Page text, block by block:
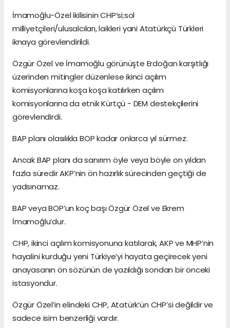
İmamoğlu-Özel ikilisinin CHP’si;sol
milliyetçileri/ulusalcıları, laikleri yani Atatürkçü Türkleri
iknaya görevlendirildi.
Özgür Özel ve İmamoğlu görünüşte Erdoğan karşıtlığı
üzerinden mitingler düzenlese ikinci açılım
komisyonlarına koşa koşa katılırken açılım
komisyonlarına da etnik Kürtçü - DEM destekçilerini
görevlendirdi.
BAP planı olasılıkla BOP kadar onlarca yıl sürmez.
Ancak BAP planı da sanırım öyle veya böyle on yıldan
fazla süredir AKP’nin ön hazırlık sürecinden geçtiği de
yadsınamaz.
BAP veya BOP’un koç başı Özgür Özel ve Ekrem
İmamoğlu’dur.
CHP, ikinci açılım komisyonuna katılarak, AKP ve MHP’nin
hayalini kurduğu yeni Türkiye’yi hayata geçirecek yeni
anayasanın ön sözünün de yazıldığı sondan bir önceki
istasyondur.
Özgür Özel’in elindeki CHP, Atatürk’ün CHP’si değildir ve
sadece isim benzerliği vardır.